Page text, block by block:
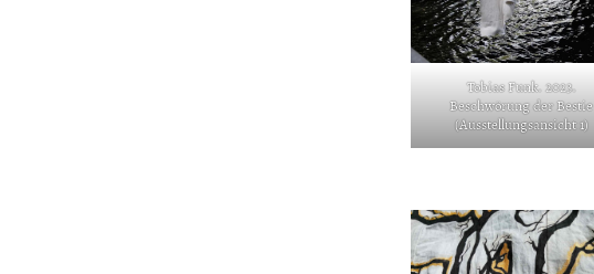
Tobias Funk. 2023.
Beschwörung der Bestie
(Ausstellungsansicht 1)